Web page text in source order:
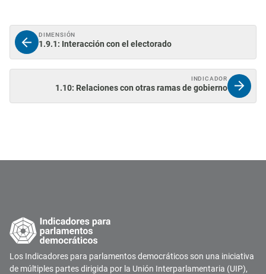
DIMENSIÓN
1.9.1: Interacción con el electorado
INDICADOR
1.10: Relaciones con otras ramas de gobierno
Los Indicadores para parlamentos democráticos son una iniciativa
de múltiples partes dirigida por la Unión Interparlamentaria (UIP),